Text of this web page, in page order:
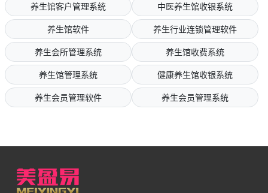
养生馆客户管理系统
中医养生馆收银系统
养生馆软件
养生行业连锁管理软件
养生会所管理系统
养生馆收费系统
养生馆管理系统
健康养生馆收银系统
养生会员管理软件
养生会员管理系统